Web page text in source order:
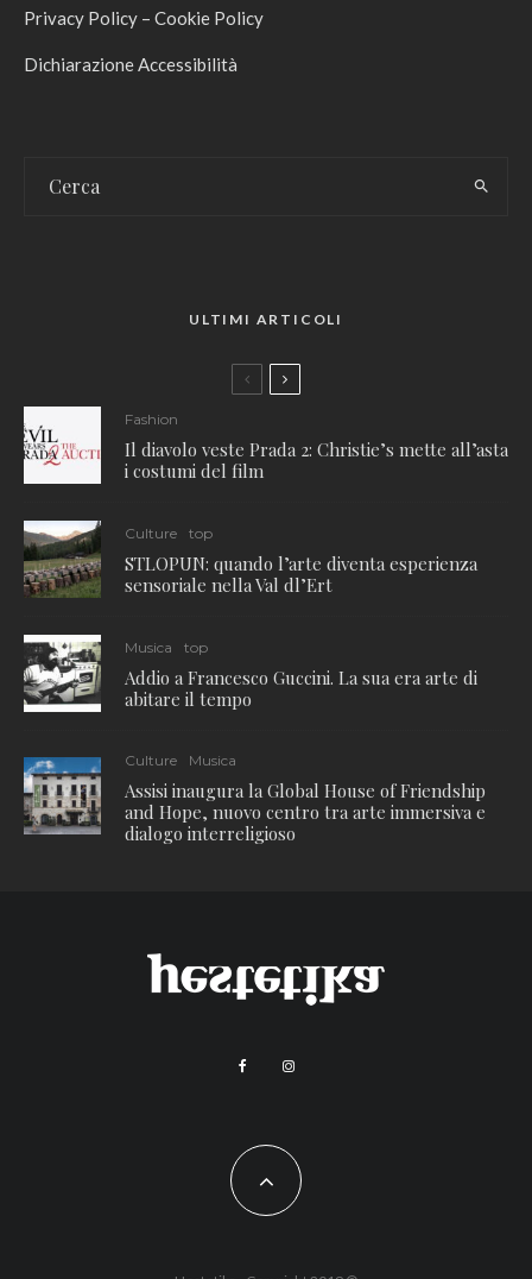
Privacy Policy – Cookie Policy
Dichiarazione Accessibilità
ULTIMI ARTICOLI
Fashion
Il diavolo veste Prada 2: Christie’s mette all’asta
i costumi del film
Culture top
STLOPUN: quando l’arte diventa esperienza
sensoriale nella Val dl’Ert
Musica top
Addio a Francesco Guccini. La sua era arte di
abitare il tempo
Culture Musica
Assisi inaugura la Global House of Friendship
and Hope, nuovo centro tra arte immersiva e
dialogo interreligioso